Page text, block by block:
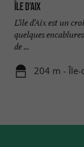
Île d'Aix
L’île d’Aix est un
quelques
de ...
204 m - Île-